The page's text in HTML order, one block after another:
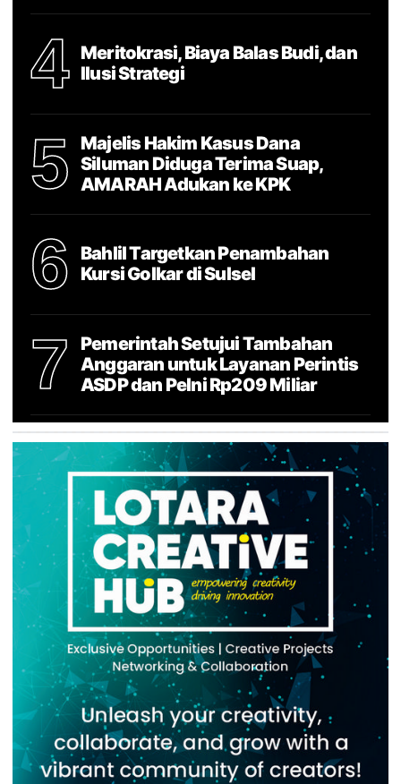
4
Meritokrasi, Biaya Balas Budi, dan
Ilusi Strategi
5
Majelis Hakim Kasus Dana
Siluman Diduga Terima Suap,
AMARAH Adukan ke KPK
6
Bahlil Targetkan Penambahan
Kursi Golkar di Sulsel
7
Pemerintah Setujui Tambahan
Anggaran untuk Layanan Perintis
ASDP dan Pelni Rp209 Miliar